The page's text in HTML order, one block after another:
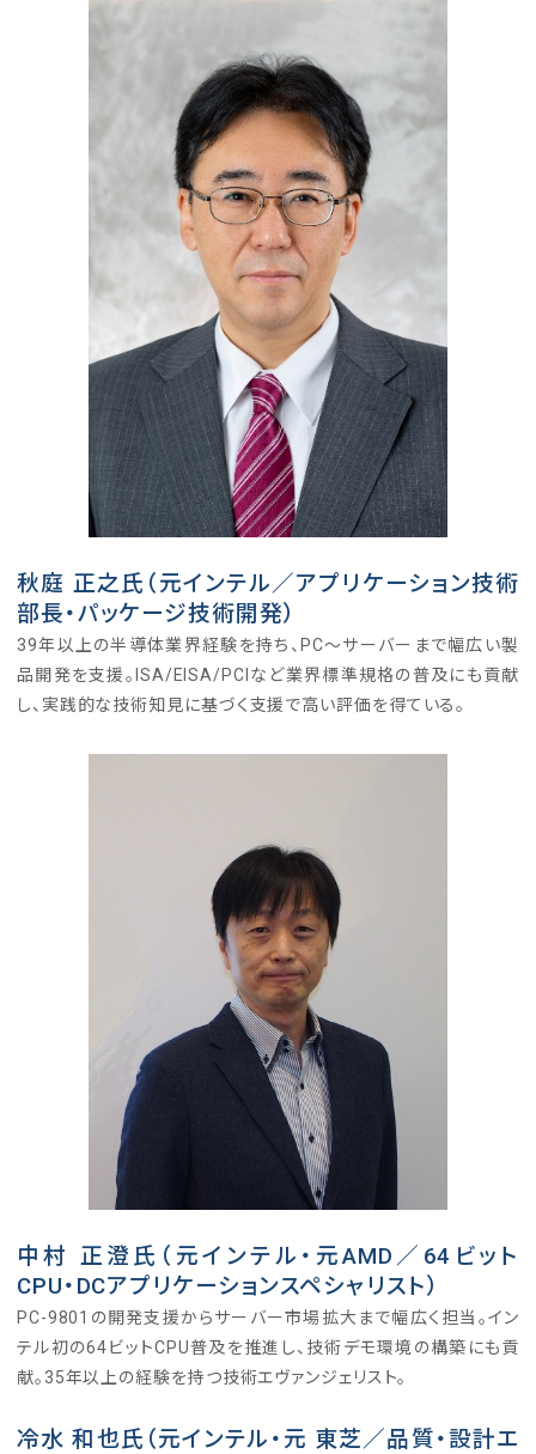
秋庭 正之氏（元インテル／アプリケーション技術
部長・パッケージ技術開発）
39年以上の半導体業界経験を持ち、PC〜サーバーまで幅広い製
品開発を支援。ISA/EISA/PCIなど業界標準規格の普及にも貢献
し、実践的な技術知見に基づく支援で高い評価を得ている。
中村 正澄氏（元インテル・元AMD／64ビット
CPU・DCアプリケーションスペシャリスト）
PC-9801の開発支援からサーバー市場拡大まで幅広く担当。イン
テル初の64ビットCPU普及を推進し、技術デモ環境の構築にも貢
献。35年以上の経験を持つ技術エヴァンジェリスト。
冷水 和也氏（元インテル・元 東芝／品質・設計エ